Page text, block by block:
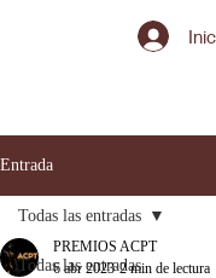
Entrada
Todas las entradas
Todas las entradas
PREMIOS ACPT
6 abr 2023 2 min de lectura